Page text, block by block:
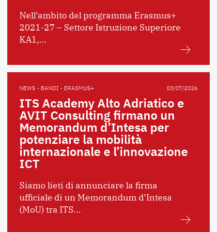
Nell’ambito del programma Erasmus+
2021-27 – Settore Istruzione Superiore
KA1,...
NEWS - BANDI - ERASMUS+ 03/07/2026
ITS Academy Alto Adriatico e
AVIT Consulting firmano un
Memorandum d’Intesa per
potenziare la mobilità
internazionale e l’innovazione
ICT
Siamo lieti di annunciare la firma
ufficiale di un Memorandum d’Intesa
(MoU) tra ITS...